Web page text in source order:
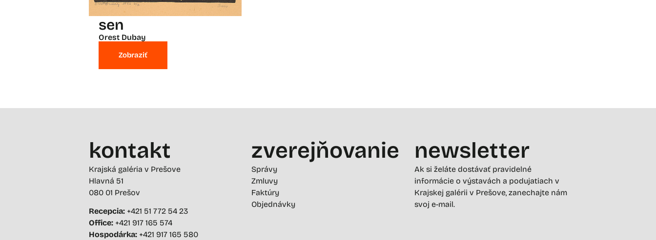
sen
Orest Dubay
Zobraziť
kontakt
Krajská galéria v Prešove
Hlavná 51
080 01 Prešov
Recepcia: +421 51 772 54 23
Office: +421 917 165 574
Hospodárka: +421 917 165 580
zverejňovanie
Správy
Zmluvy
Faktúry
Objednávky
newsletter
Ak si želáte dostávať pravidelné
informácie o výstavách a podujatiach v
Krajskej galérii v Prešove, zanechajte nám
svoj e-mail.